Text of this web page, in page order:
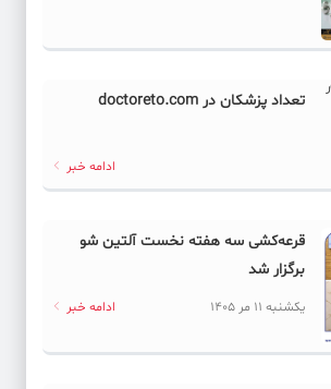
تعداد پزشکان در doctoreto.com
ادامه خبر
قرعه‌کشی سه هفته نخست آلتین شو
برگزار شد
یکشنبه 11 مر 1405 ادامه خبر